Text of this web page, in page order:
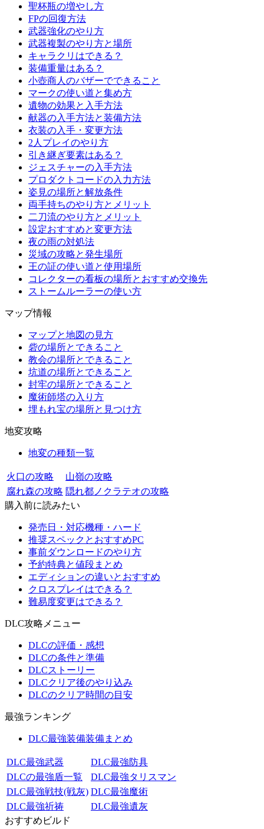
聖杯瓶の増やし方
FPの回復方法
武器強化のやり方
武器複製のやり方と場所
キャラクリはできる？
装備重量はある？
小壺商人のバザーでできること
マークの使い道と集め方
遺物の効果と入手方法
献器の入手方法と装備方法
衣装の入手・変更方法
2人プレイのやり方
引き継ぎ要素はある？
ジェスチャーの入手方法
プロダクトコードの入力方法
姿見の場所と解放条件
両手持ちのやり方とメリット
二刀流のやり方とメリット
設定おすすめと変更方法
夜の雨の対処法
災域の攻略と発生場所
王の証の使い道と使用場所
コレクターの看板の場所とおすすめ交換先
ストームルーラーの使い方
マップ情報
マップと地図の見方
砦の場所とできること
教会の場所とできること
坑道の場所とできること
封牢の場所とできること
魔術師塔の入り方
埋もれ宝の場所と見つけ方
地変攻略
地変の種類一覧
火口の攻略
山嶺の攻略
腐れ森の攻略 隠れ都ノクラテオの攻略
購入前に読みたい
発売日・対応機種・ハード
推奨スペックとおすすめPC
事前ダウンロードのやり方
予約特典と値段まとめ
エディションの違いとおすすめ
クロスプレイはできる？
難易度変更はできる？
DLC攻略メニュー
DLCの評価・感想
DLCの条件と準備
DLCストーリー
DLCクリア後のやり込み
DLCのクリア時間の目安
最強ランキング
DLC最強装備装備まとめ
DLC最強武器
DLC最強防具
DLCの最強盾一覧
DLC最強タリスマン
DLC最強戦技(戦灰) DLC最強魔術
DLC最強祈祷
DLC最強遺灰
おすすめビルド